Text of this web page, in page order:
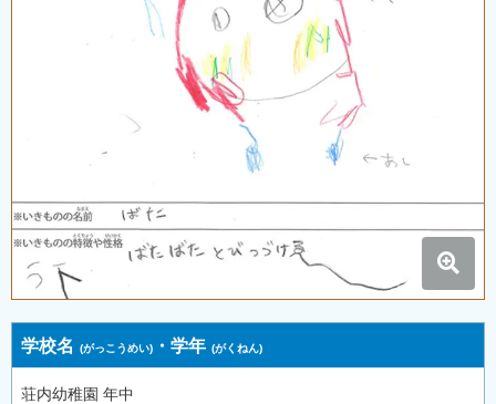
学校名 ・学年
荘内幼稚園 年中